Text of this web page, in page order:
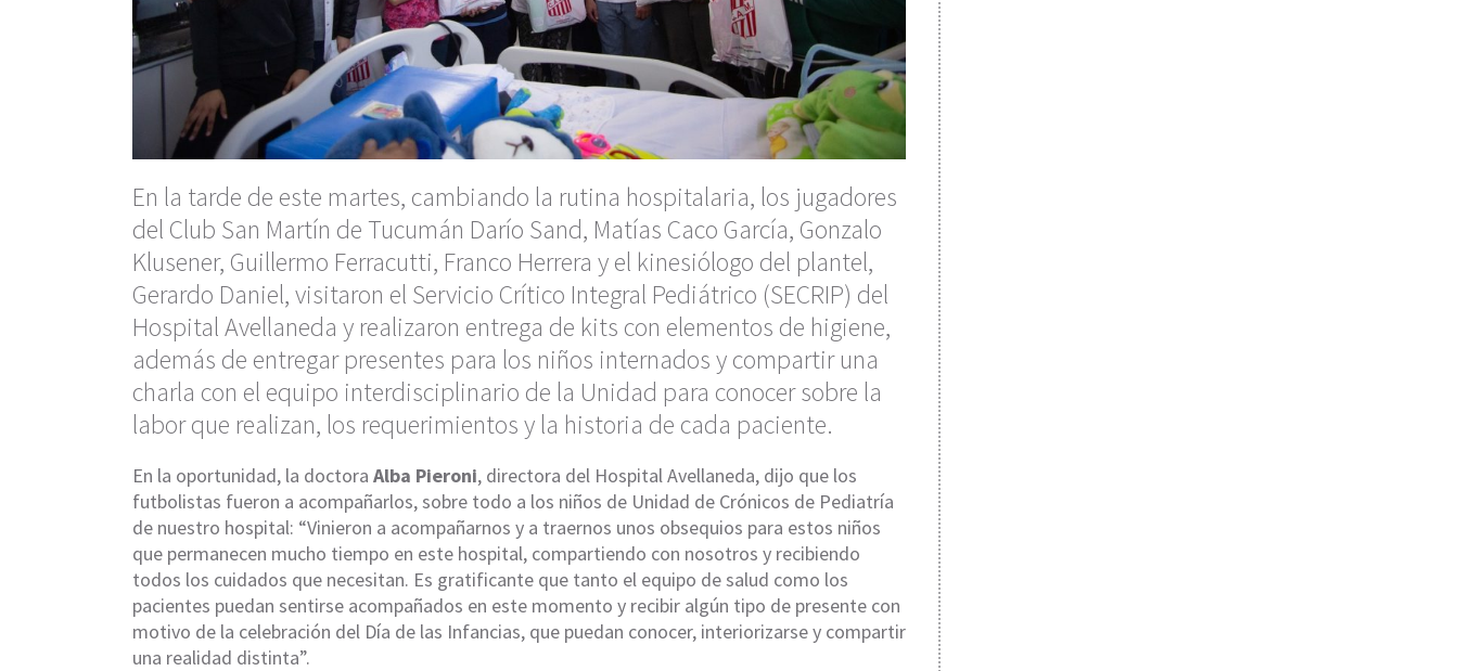
En la tarde de este martes, cambiando la rutina hospitalaria, los jugadores
del Club San Martín de Tucumán Darío Sand, Matías Caco García, Gonzalo
Klusener, Guillermo Ferracutti, Franco Herrera y el kinesiólogo del plantel,
Gerardo Daniel, visitaron el Servicio Crítico Integral Pediátrico (SECRIP) del
Hospital Avellaneda y realizaron entrega de kits con elementos de higiene,
además de entregar presentes para los niños internados y compartir una
charla con el equipo interdisciplinario de la Unidad para conocer sobre la
labor que realizan, los requerimientos y la historia de cada paciente.
En la oportunidad, la doctora Alba Pieroni, directora del Hospital Avellaneda, dijo que los
futbolistas fueron a acompañarlos, sobre todo a los niños de Unidad de Crónicos de Pediatría
de nuestro hospital: “Vinieron a acompañarnos y a traernos unos obsequios para estos niños
que permanecen mucho tiempo en este hospital, compartiendo con nosotros y recibiendo
todos los cuidados que necesitan. Es gratificante que tanto el equipo de salud como los
pacientes puedan sentirse acompañados en este momento y recibir algún tipo de presente con
motivo de la celebración del Día de las Infancias, que puedan conocer, interiorizarse y compartir
una realidad distinta”.